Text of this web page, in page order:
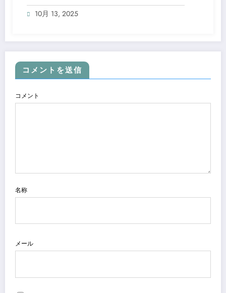
10月 13, 2025
コメントを送信
コメント
名称
メール